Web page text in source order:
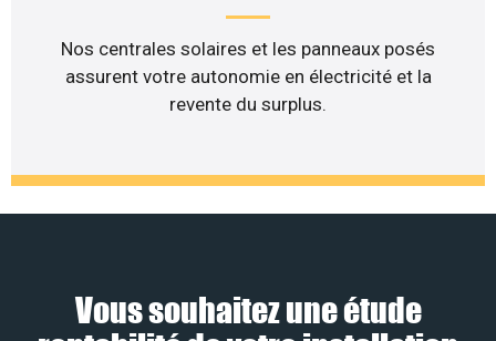
Nos centrales solaires et les panneaux posés
assurent votre autonomie en électricité et la
revente du surplus.
Vous souhaitez une étude